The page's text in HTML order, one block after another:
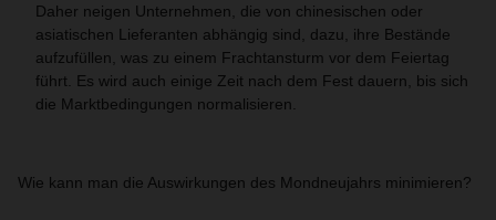
Daher neigen Unternehmen, die von chinesischen oder
asiatischen Lieferanten abhängig sind, dazu, ihre Bestände
aufzufüllen, was zu einem Frachtansturm vor dem Feiertag
führt. Es wird auch einige Zeit nach dem Fest dauern, bis sich
die Marktbedingungen normalisieren.
Wie kann man die Auswirkungen des Mondneujahrs minimieren?